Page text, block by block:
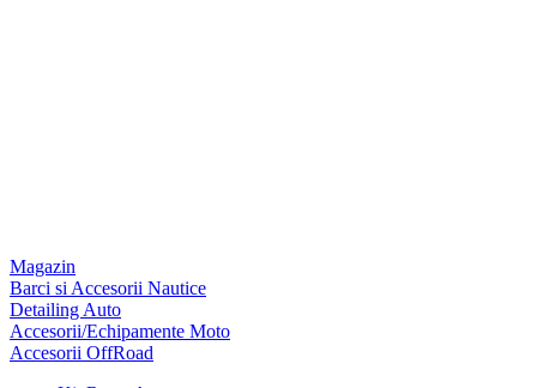
Magazin
Barci si Accesorii Nautice
Detailing Auto
Accesorii/Echipamente Moto
Accesorii OffRoad